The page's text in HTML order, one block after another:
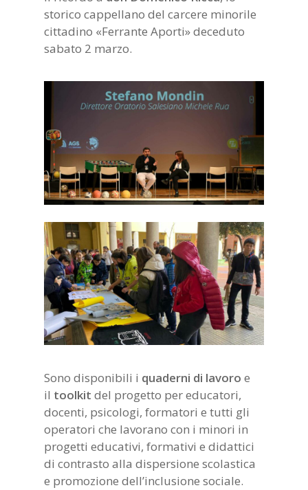
storico cappellano del carcere minorile
cittadino «Ferrante Aporti» deceduto
sabato 2 marzo.
Sono disponibili i quaderni di lavoro e
il toolkit del progetto per educatori,
docenti, psicologi, formatori e tutti gli
operatori che lavorano con i minori in
progetti educativi, formativi e didattici
di contrasto alla dispersione scolastica
e promozione dell’inclusione sociale.